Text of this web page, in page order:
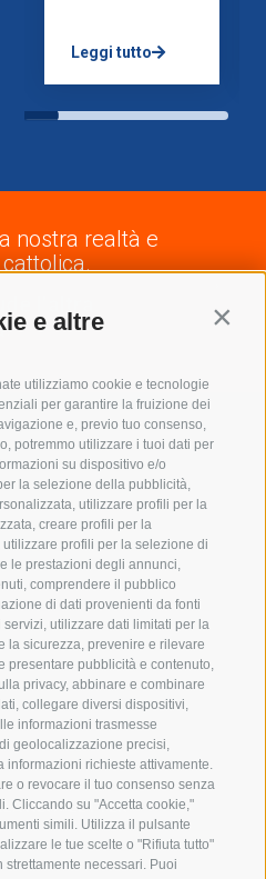
e altre
utilizziamo cookie e tecnologie
per garantire la fruizione dei
e, previo tuo consenso,
potremmo utilizzare i tuoi dati per
su dispositivo e/o
la selezione della pubblicità,
utilizzare profili per la
creare profili per la
profili per la selezione di
le prestazioni degli annunci,
comprendere il pubblico
di dati provenienti da fonti
utilizzare dati limitati per la
la sicurezza, prevenire e rilevare
presentare pubblicità e contenuto,
privacy, abbinare e combinare
collegare diversi dispositivi,
informazioni trasmesse
geolocalizzazione precisi,
informazioni richieste attivamente.
o revocare il tuo consenso senza
Cliccando su "Accetta cookie,"
simili. Utilizza il pulsante
le tue scelte o "Rifiuta tutto"
necessari. Puoi
Leggi tutto
nostra realtà e
con noi:
per ricevere spunti
dal mondo degli
dellaPrivacy Policy
NEWSLETTER